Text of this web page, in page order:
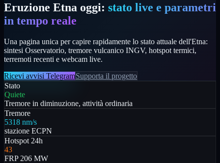
Eruzione Etna oggi: stato live e parametri
in tempo reale
Una pagina unica per capire rapidamente lo stato attuale dell'Etna:
sintesi Osservatorio, tremore vulcanico INGV, hotspot termici,
terremoti recenti e webcam live.
Ricevi avvisi TelegramSupporta il progetto
Stato
Quiete
Tremore in diminuzione, attività ordinaria
Tremore
5318 nm/s
stazione ECPN
Hotspot 24h
43
FRP 206 MW